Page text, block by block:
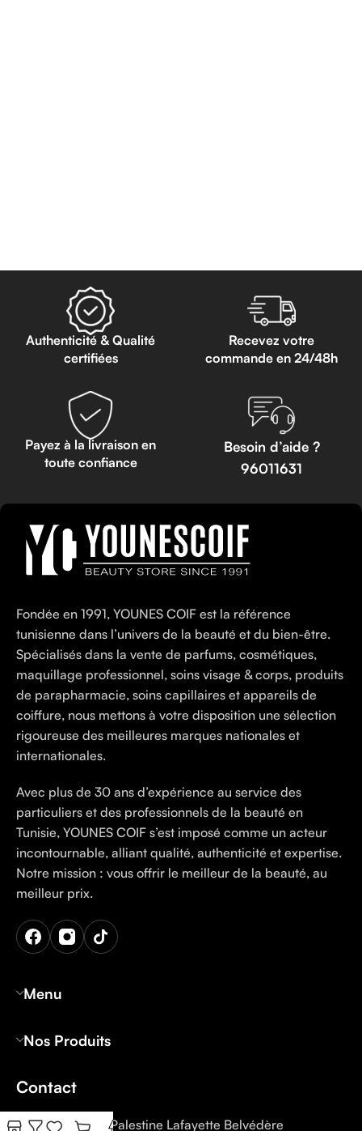
Authenticité & Qualité
certifiées
Recevez votre
commande en 24/48h
Payez à la livraison en
toute confiance
Besoin d’aide ?
96011631
Fondée en 1991, YOUNES COIF est la référence
tunisienne dans l’univers de la beauté et du bien-être.
Spécialisés dans la vente de parfums, cosmétiques,
maquillage professionnel, soins visage & corps, produits
de parapharmacie, soins capillaires et appareils de
coiffure, nous mettons à votre disposition une sélection
rigoureuse des meilleures marques nationales et
internationales.
Avec plus de 30 ans d’expérience au service des
particuliers et des professionnels de la beauté en
Tunisie, YOUNES COIF s’est imposé comme un acteur
incontournable, alliant qualité, authenticité et expertise.
Notre mission : vous offrir le meilleur de la beauté, au
meilleur prix.
Menu
Nos Produits
Contact
Tunis: 12 Rue Palestine Lafayette Belvédère